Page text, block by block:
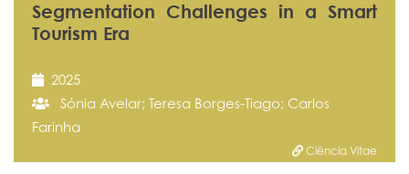
Segmentation Challenges in a Smart
Tourism Era
2025
Sónia Avelar; Teresa Borges-Tiago; Carlos
Farinha
Ciência Vitae